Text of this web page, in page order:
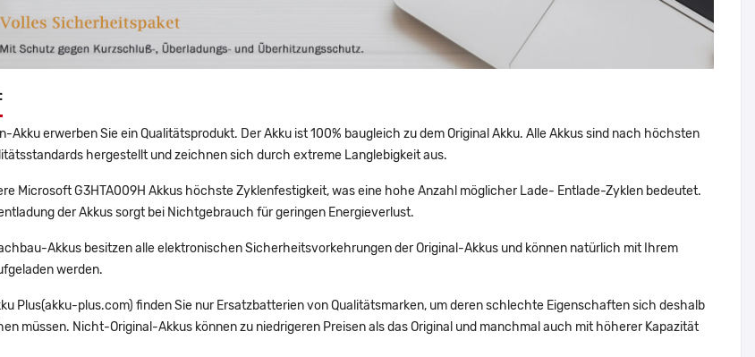
Akku erwerben Sie ein Qualitätsprodukt. Der Akku ist 100% baugleich zu dem Original Akku. Alle Akkus sind nach höchsten
hergestellt und zeichnen sich durch extreme Langlebigkeit aus.
Microsoft G3HTA009H Akkus höchste Zyklenfestigkeit, was eine hohe Anzahl möglicher Lade- Entlade-Zyklen bedeutet.
der Akkus sorgt bei Nichtgebrauch für geringen Energieverlust.
Akkus besitzen alle elektronischen Sicherheitsvorkehrungen der Original-Akkus und können natürlich mit Ihrem
werden.
Plus(akku-plus.com) finden Sie nur Ersatzbatterien von Qualitätsmarken, um deren schlechte Eigenschaften sich deshalb
müssen. Nicht-Original-Akkus können zu niedrigeren Preisen als das Original und manchmal auch mit höherer Kapazität